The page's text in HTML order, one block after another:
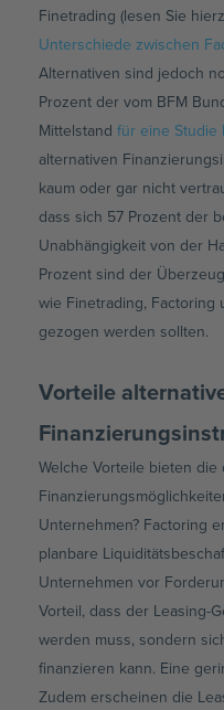
Finetrading (lesen Sie
Unterschiede zwischen
Alternativen sind jedoch
Prozent der vom BFM
Mittelstandfür eine Studie
alternativen
kaum oder gar nicht
dass sich 57 Prozent der
Unabhängigkeit von der
Prozent sind der
wie Finetrading, Factoring
gezogen werden sollten.
Vorteile
Welche Vorteile bieten
Unternehmen? Factoring
planbare
Unternehmen vor
Vorteil, dass der Leasing-
werden muss, sondern
finanzieren kann. Eine
Zudem erscheinen die